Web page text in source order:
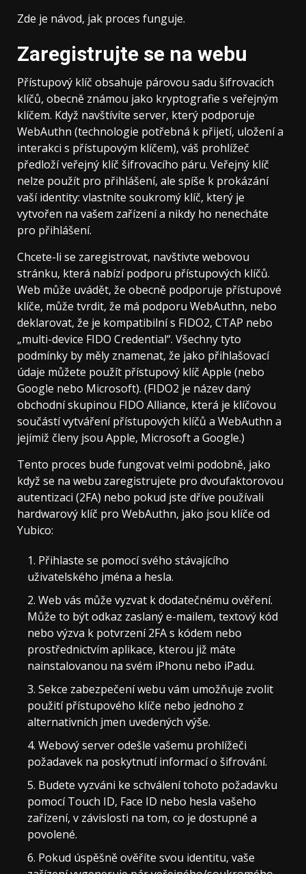
Zde je návod, jak proces funguje.
Zaregistrujte se na webu
Přístupový klíč obsahuje párovou sadu šifrovacích
klíčů, obecně známou jako kryptografie s veřejným
klíčem. Když navštívíte server, který podporuje
WebAuthn (technologie potřebná k přijetí, uložení a
interakci s přístupovým klíčem), váš prohlížeč
předloží veřejný klíč šifrovacího páru. Veřejný klíč
nelze použít pro přihlášení, ale spíše k prokázání
vaší identity: vlastníte soukromý klíč, který je
vytvořen na vašem zařízení a nikdy ho nenecháte
pro přihlášení.
Chcete-li se zaregistrovat, navštivte webovou
stránku, která nabízí podporu přístupových klíčů.
Web může uvádět, že obecně podporuje přístupové
klíče, může tvrdit, že má podporu WebAuthn, nebo
deklarovat, že je kompatibilní s FIDO2, CTAP nebo
„multi-device FIDO Credential“. Všechny tyto
podmínky by měly znamenat, že jako přihlašovací
údaje můžete použít přístupový klíč Apple (nebo
Google nebo Microsoft). (FIDO2 je název daný
obchodní skupinou FIDO Alliance, která je klíčovou
součástí vytváření přístupových klíčů a WebAuthn a
jejímiž členy jsou Apple, Microsoft a Google.)
Tento proces bude fungovat velmi podobně, jako
když se na webu zaregistrujete pro dvoufaktorovou
autentizaci (2FA) nebo pokud jste dříve používali
hardwarový klíč pro WebAuthn, jako jsou klíče od
Yubico:
Přihlaste se pomocí svého stávajícího
uživatelského jména a hesla.
Web vás může vyzvat k dodatečnému ověření.
Může to být odkaz zaslaný e-mailem, textový kód
nebo výzva k potvrzení 2FA s kódem nebo
prostřednictvím aplikace, kterou již máte
nainstalovanou na svém iPhonu nebo iPadu.
Sekce zabezpečení webu vám umožňuje zvolit
použití přístupového klíče nebo jednoho z
alternativních jmen uvedených výše.
Webový server odešle vašemu prohlížeči
požadavek na poskytnutí informací o šifrování.
Budete vyzváni ke schválení tohoto požadavku
pomocí Touch ID, Face ID nebo hesla vašeho
zařízení, v závislosti na tom, co je dostupné a
povolené.
Pokud úspěšně ověříte svou identitu, vaše